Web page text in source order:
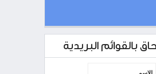
بالقوائم البريدية